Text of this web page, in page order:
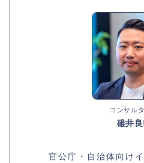
コンサル
碓井
官公庁・自治体向け